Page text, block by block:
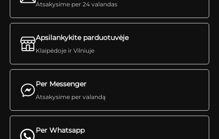
Per Messenger
Atsakysime per valandą
Atsakysime per 24 valandas
Apsilankykite parduotuvėje
Klaipėdoje ir Vilniuje
Per Whatsapp